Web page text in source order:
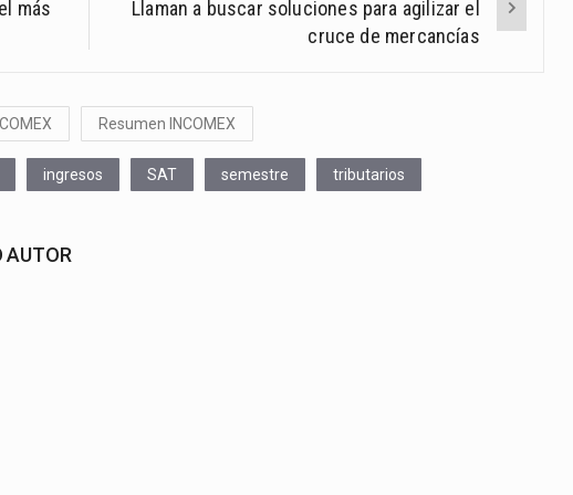
más
Llaman a buscar soluciones para agilizar el
cruce de mercancías
Resumen INCOMEX
ingresos SAT semestre tributarios
AUTOR